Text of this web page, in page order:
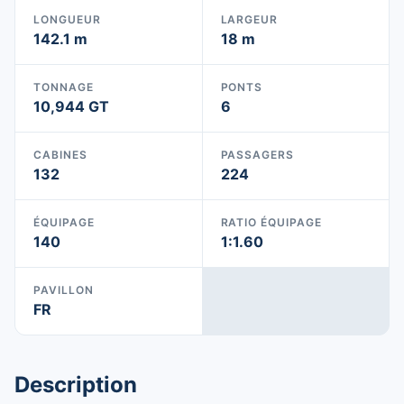
LONGUEUR
142.1 m
LARGEUR
18 m
TONNAGE
10,944 GT
PONTS
6
CABINES
132
PASSAGERS
224
ÉQUIPAGE
140
RATIO ÉQUIPAGE
1:1.60
PAVILLON
FR
Description